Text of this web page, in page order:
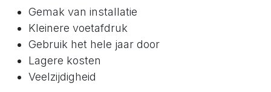
Gemak van installatie
Kleinere voetafdruk
Gebruik het hele jaar door
Lagere kosten
Veelzijdigheid